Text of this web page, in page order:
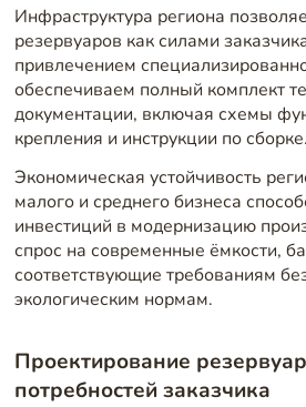
Инфраструктура региона
резервуаров как силами
привлечением
обеспечиваем полный комплект
документации, включая схемы
крепления и инструкции по сборке.
Экономическая устойчивость
малого и среднего бизнеса
инвестиций в модернизацию
спрос на современные ёмкости,
соответствующие требованиям
экологическим нормам.
Проектирование
потребностей заказчика